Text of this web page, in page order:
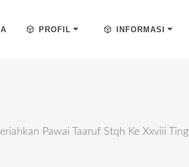
PROFIL INFORMASI
Pawai Taaruf Stqh Ke Xxviii